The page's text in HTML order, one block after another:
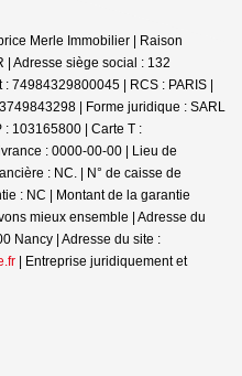
Merle Immobilier | Raison
| Adresse siège social : 132
74984329800045 | RCS : PARIS |
| Forme juridique : SARL
: 103165800 | Carte T :
: 0000-00-00 | Lieu de
: NC. | N° de caisse de
: NC | Montant de la garantie
mieux ensemble | Adresse du
Nancy | Adresse du site :
| Entreprise juridiquement et